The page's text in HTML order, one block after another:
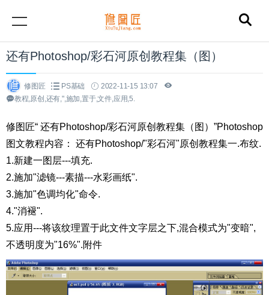
还有Photoshop/彩石河原创教程集（图）
修图匠 PS基础
2022-11-15 13:07
教程,原创,还有,",施加,置于,文件,应用,5.
修图匠“ 还有Photoshop/彩石河原创教程集（图）”Photoshop
图文教程内容： 还有Photoshop/"彩石河"原创教程集一.布纹.
1.新建一图层---填充.
2.施加"滤镜---素描---水彩画纸".
3.施加"色调均化"命令.
4."消褪".
5.应用---将该纹理置于此文件文字层之下,混合模式为"变暗",
不透明度为"16%".附件